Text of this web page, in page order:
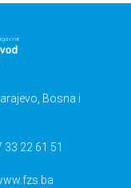
Bosna i
33 22 61 51